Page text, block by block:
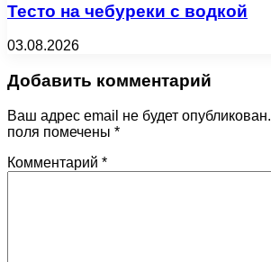
Тесто на чебуреки с водкой
03.08.2026
Добавить комментарий
Ваш адрес email не будет опубликован.
поля помечены *
Комментарий *